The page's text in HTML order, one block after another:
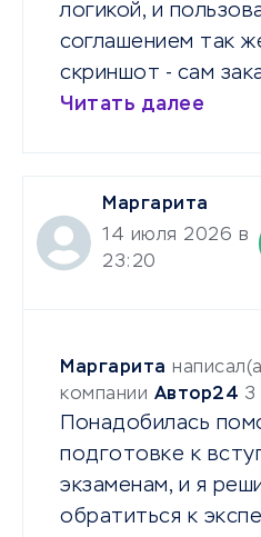
логикой, и
соглашением так
скриншот - сам
Читать далее
Маргарита
14 июля 2026 в
23:20
Маргарита
компании Автор24 3
Понадобилась
подготовке к
экзаменам, и я
обратиться к